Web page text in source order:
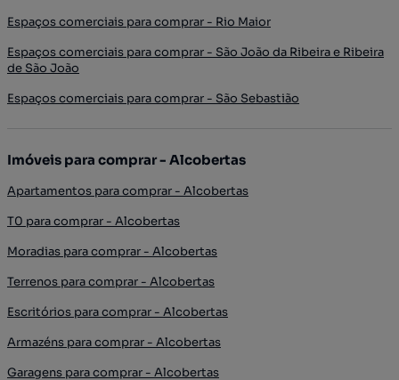
Espaços comerciais para comprar - Rio Maior
Espaços comerciais para comprar - São João da Ribeira e Ribeira
de São João
Espaços comerciais para comprar - São Sebastião
Imóveis para comprar - Alcobertas
Apartamentos para comprar - Alcobertas
T0 para comprar - Alcobertas
Moradias para comprar - Alcobertas
Terrenos para comprar - Alcobertas
Escritórios para comprar - Alcobertas
Armazéns para comprar - Alcobertas
Garagens para comprar - Alcobertas